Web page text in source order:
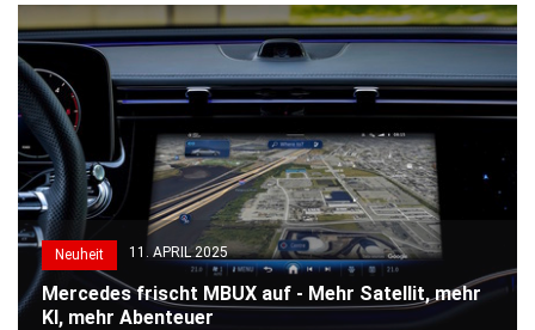
Neuheit 11. APRIL 2025
Mercedes frischt MBUX auf - Mehr Satellit, mehr
KI, mehr Abenteuer